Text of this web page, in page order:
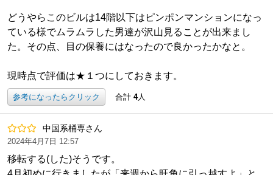
どうやらこのビルは14階以下はピンポンマンションになっ
ている様でムラムラした男達が沢山見ることが出来まし
た。その点、目の保養にはなったので良かったかなと。
現時点で評価は★１つにしておきます。
参考になったらクリック 合計 4人
中国系桶専さん
2024年4月7日 12:57
移転する(した)そうです。